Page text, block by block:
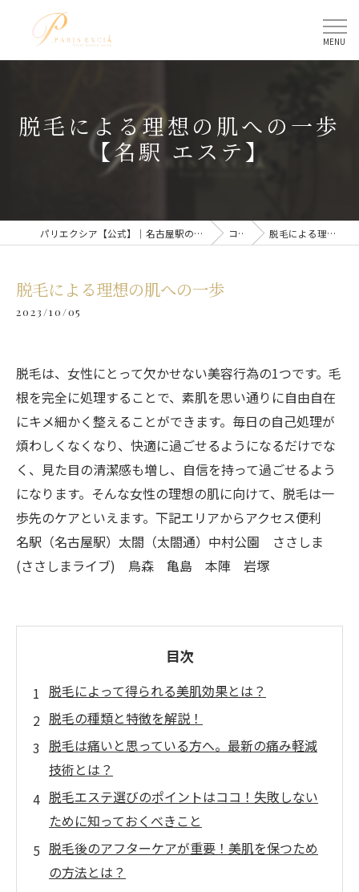
脱毛による理想の肌への一歩
【名駅 エステ】
パリエクシア【公式】｜名古屋駅のトータルビューティーサロン コラム 脱毛による理想の肌への一歩
脱毛による理想の肌への一歩
2023/10/05
脱毛は、女性にとって欠かせない美容行為の1つです。毛
根を完全に処理することで、素肌を思い通りに自由自在
にキメ細かく整えることができます。毎日の自己処理が
煩わしくなくなり、快適に過ごせるようになるだけでな
く、見た目の清潔感も増し、自信を持って過ごせるよう
になります。そんな女性の理想の肌に向けて、脱毛は一
歩先のケアといえます。下記エリアからアクセス便利
名駅（名古屋駅）太閤（太閤通）中村公園 ささしま
(ささしまライブ) 鳥森 亀島 本陣 岩塚
目次
脱毛によって得られる美肌効果とは？
脱毛の種類と特徴を解説！
脱毛は痛いと思っている方へ。最新の痛み軽減
技術とは？
脱毛エステ選びのポイントはココ！失敗しない
ために知っておくべきこと
脱毛後のアフターケアが重要！美肌を保つため
の方法とは？